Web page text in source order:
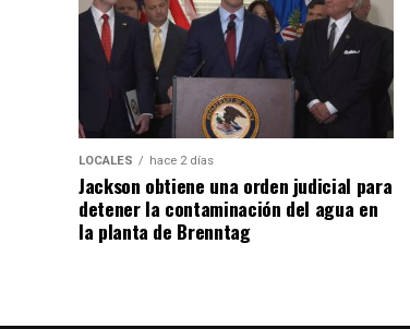
LOCALES hace 2 días
Jackson obtiene una orden judicial para
detener la contaminación del agua en
la planta de Brenntag